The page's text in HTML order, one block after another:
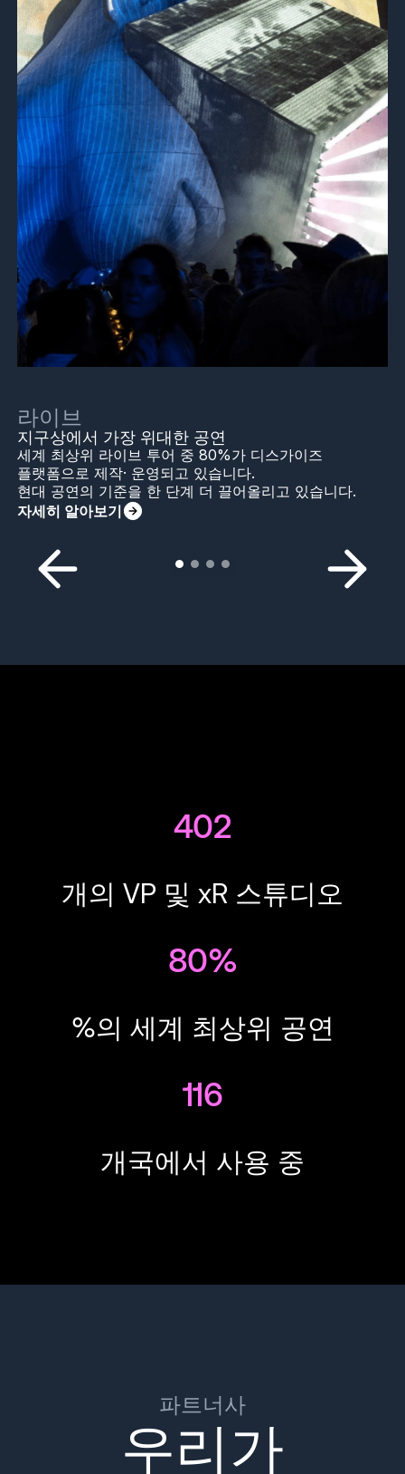
라이브
지구상에서 가장 위대한 공연
세계 최상위 라이브 투어 중 80%가 디스가이즈
플랫폼으로 제작· 운영되고 있습니다.
현대 공연의 기준을 한 단계 더 끌어올리고 있습니다.
자세히 알아보기
402
개의 VP 및 xR 스튜디오
80%
%의 세계 최상위 공연
116
개국에서 사용 중
파트너사
우리가